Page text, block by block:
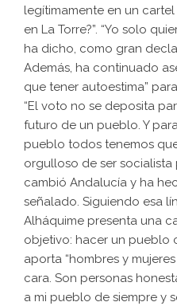
legítimamente en un
en La Torre?”. “Yo solo
ha dicho, como gran
Además, ha continuado
que tener autoestima”
“El voto no se deposita
futuro de un pueblo. Y
pueblo todos tenemos
orgulloso de ser
cambió Andalucía y ha
señalado. Siguiendo esa
Alháquime presenta una
objetivo: hacer un pueblo
aporta “hombres y
cara. Son personas
a mi pueblo de siempre y